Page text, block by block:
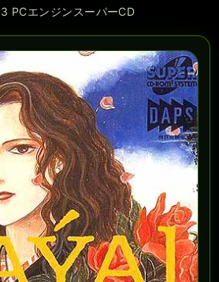
PCエンジンスーパーCD